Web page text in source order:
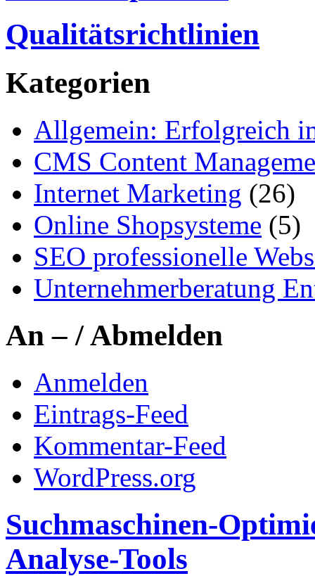
Qualitätsrichtlinien
Kategorien
Allgemein: Erfolgreich
CMS Content
Internet Marketing (26)
Online Shopsysteme (5)
SEO professionelle
Unternehmerberatung
An – / Abmelden
Anmelden
Eintrags-Feed
Kommentar-Feed
WordPress.org
Suchmaschinen-
Analyse-Tools